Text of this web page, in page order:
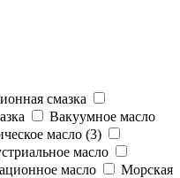
смазка
Вакуумное масло
масло (3)
масло
масло
Морская